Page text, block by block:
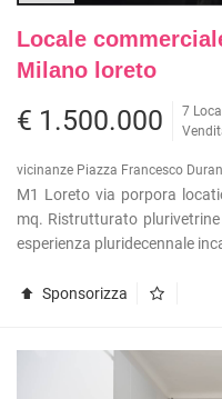
Locale
Milano loreto
€ 1.500.000
7
vicinanze Piazza Francesco
M1 Loreto via porpora
mq. Ristrutturato
esperienza pluridecennale
Sponsorizza